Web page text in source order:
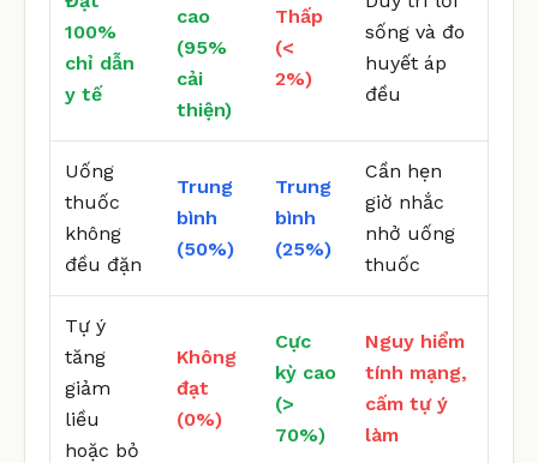
100%
chỉ dẫn
y tế
cao
(95%
cải
thiện)
Thấp
(<
2%)
sống và đo
huyết áp
đều
Uống
thuốc
không
đều đặn
Trung
bình
(50%)
Trung
bình
(25%)
Cần hẹn
giờ nhắc
nhở uống
thuốc
Tự ý
tăng
giảm
liều
hoặc bỏ
Không
đạt
(0%)
Cực
kỳ cao
(>
70%)
Nguy hiểm
tính mạng,
cấm tự ý
làm